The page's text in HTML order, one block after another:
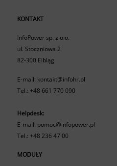
KONTAKT
InfoPower sp. z o.o.
ul. Stoczniowa 2
82-300 Elbląg
E-mail: kontakt@infohr.pl
Tel.:+48 661 770 090
Helpdesk:
E-mail: pomoc@infopower.pl
Tel.:+48 236 47 00
MODUŁY